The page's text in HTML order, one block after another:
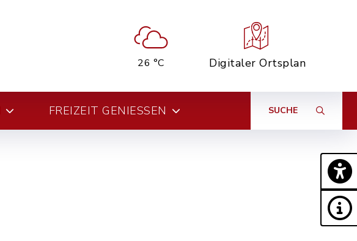
26 °C Digitaler Ortsplan
FREIZEIT GENIESSEN SUCHE